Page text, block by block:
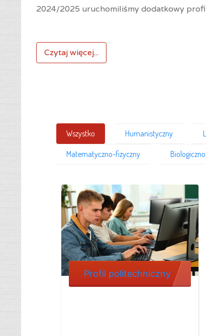
2024/2025 uruchomiliśmy dodatkowy
Czytaj więcej...
Wszystko Humanistyczny
Matematyczno-fizyczny
Profil politechniczny